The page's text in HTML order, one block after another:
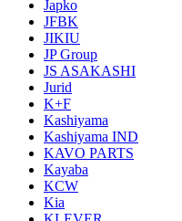
Japko
JFBK
JIKIU
JP Group
JS ASAKASHI
Jurid
K+F
Kashiyama
Kashiyama IND
KAVO PARTS
Kayaba
KCW
Kia